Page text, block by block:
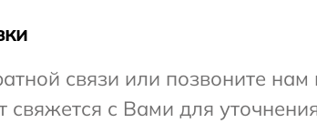
связи или позвоните
свяжется с Вами для